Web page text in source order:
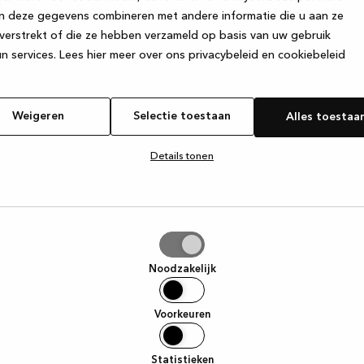
deze gegevens combineren met andere informatie die u aan ze
of die ze hebben verzameld op basis van uw gebruik
services. Lees hier meer over ons privacybeleid en cookiebeleid
Weigeren Selectie toestaan Alles
Details tonen
Noodzakelijk
Voorkeuren
Statistieken
has occurred while loadingwww.kvik.be (see the